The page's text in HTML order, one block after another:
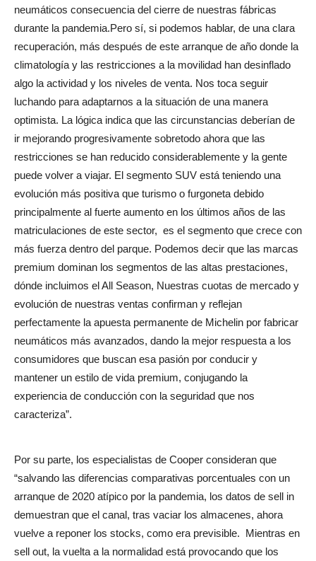
neumáticos consecuencia del cierre de nuestras fábricas
durante la pandemia.Pero sí, si podemos hablar, de una clara
recuperación, más después de este arranque de año donde la
climatología y las restricciones a la movilidad han desinflado
algo la actividad y los niveles de venta. Nos toca seguir
luchando para adaptarnos a la situación de una manera
optimista. La lógica indica que las circunstancias deberían de
ir mejorando progresivamente sobretodo ahora que las
restricciones se han reducido considerablemente y la gente
puede volver a viajar. El segmento SUV está teniendo una
evolución más positiva que turismo o furgoneta debido
principalmente al fuerte aumento en los últimos años de las
matriculaciones de este sector, es el segmento que crece con
más fuerza dentro del parque. Podemos decir que las marcas
premium dominan los segmentos de las altas prestaciones,
dónde incluimos el All Season, Nuestras cuotas de mercado y
evolución de nuestras ventas confirman y reflejan
perfectamente la apuesta permanente de Michelin por fabricar
neumáticos más avanzados, dando la mejor respuesta a los
consumidores que buscan esa pasión por conducir y
mantener un estilo de vida premium, conjugando la
experiencia de conducción con la seguridad que nos
caracteriza”.
Por su parte, los especialistas de Cooper consideran que
“salvando las diferencias comparativas porcentuales con un
arranque de 2020 atípico por la pandemia, los datos de sell in
demuestran que el canal, tras vaciar los almacenes, ahora
vuelve a reponer los stocks, como era previsible. Mientras en
sell out, la vuelta a la normalidad está provocando que los